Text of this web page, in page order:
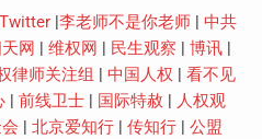
|李老师不是你老师| 中共
网 | 维权网 | 民生观察 | 博讯|
律师关注组 | 中国人权 | 看不见
| 前线卫士| 国际特赦 | 人权观
| 北京爱知行| 传知行| 公盟